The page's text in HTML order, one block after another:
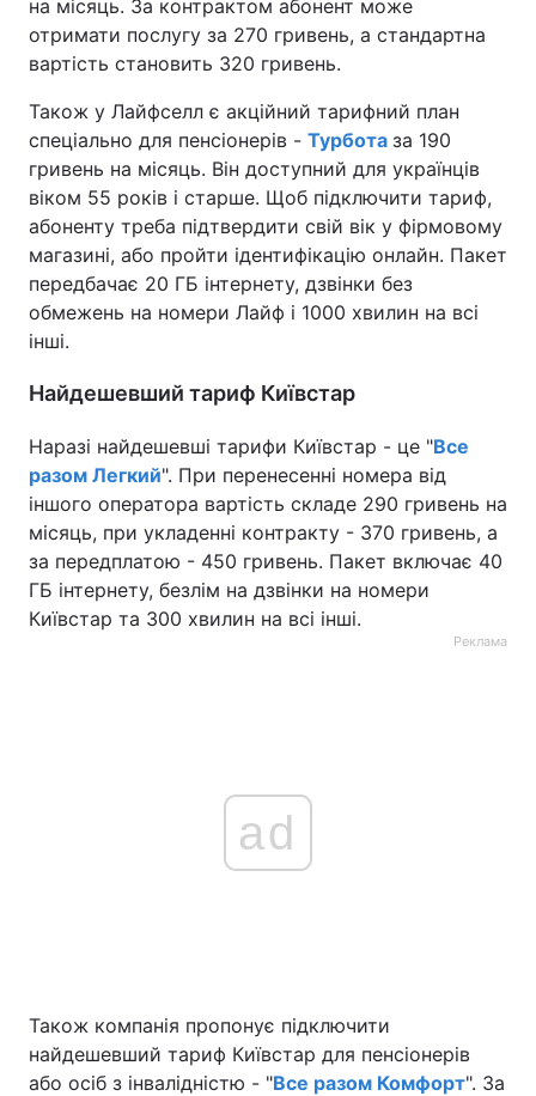
на місяць. За контрактом абонент може
отримати послугу за 270 гривень, а стандартна
вартість становить 320 гривень.
Також у Лайфселл є акційний тарифний план
спеціально для пенсіонерів - Турбота за 190
гривень на місяць. Він доступний для українців
віком 55 років і старше. Щоб підключити тариф,
абоненту треба підтвердити свій вік у фірмовому
магазині, або пройти ідентифікацію онлайн. Пакет
передбачає 20 ГБ інтернету, дзвінки без
обмежень на номери Лайф і 1000 хвилин на всі
інші.
Найдешевший тариф Київстар
Наразі найдешевші тарифи Київстар - це "Все
разом Легкий". При перенесенні номера від
іншого оператора вартість складе 290 гривень на
місяць, при укладенні контракту - 370 гривень, а
за передплатою - 450 гривень. Пакет включає 40
ГБ інтернету, безлім на дзвінки на номери
Київстар та 300 хвилин на всі інші.
Реклама
ad
Також компанія пропонує підключити
найдешевший тариф Київстар для пенсіонерів
або осіб з інвалідністю - "Все разом Комфорт". За